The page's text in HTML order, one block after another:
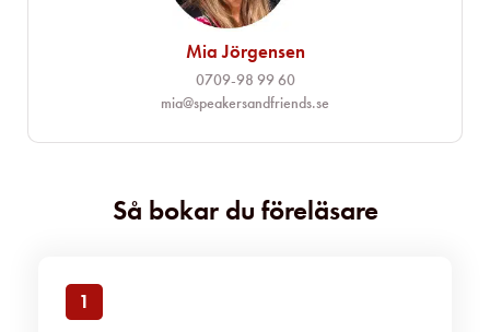
Mia Jörgensen
0709-98 99 60
mia@speakersandfriends.se​
Så bokar du föreläsare
1